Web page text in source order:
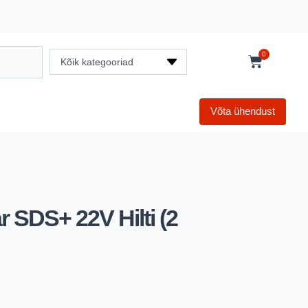
Kõik kategooriad
0
Võta ühendust
22V Hilti (2